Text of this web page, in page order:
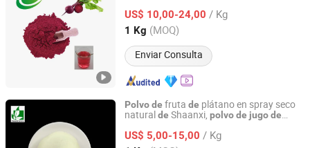
US$ 10,00-24,00 / Kg
1 Kg (MOQ)
Enviar Consulta
Hunan, China Desde 2025
Polvode fruta de plátano en spray seco
naturalde Shaanxi, polvode jugode
US$ 5,00-15,00 / Kg
Shaanxi Green Bio-Engineering Co., Ltd